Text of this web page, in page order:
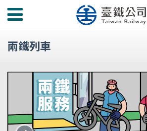
功
選
兩鐵列車